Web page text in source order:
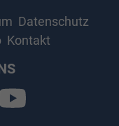
Datenschutz
Kontakt